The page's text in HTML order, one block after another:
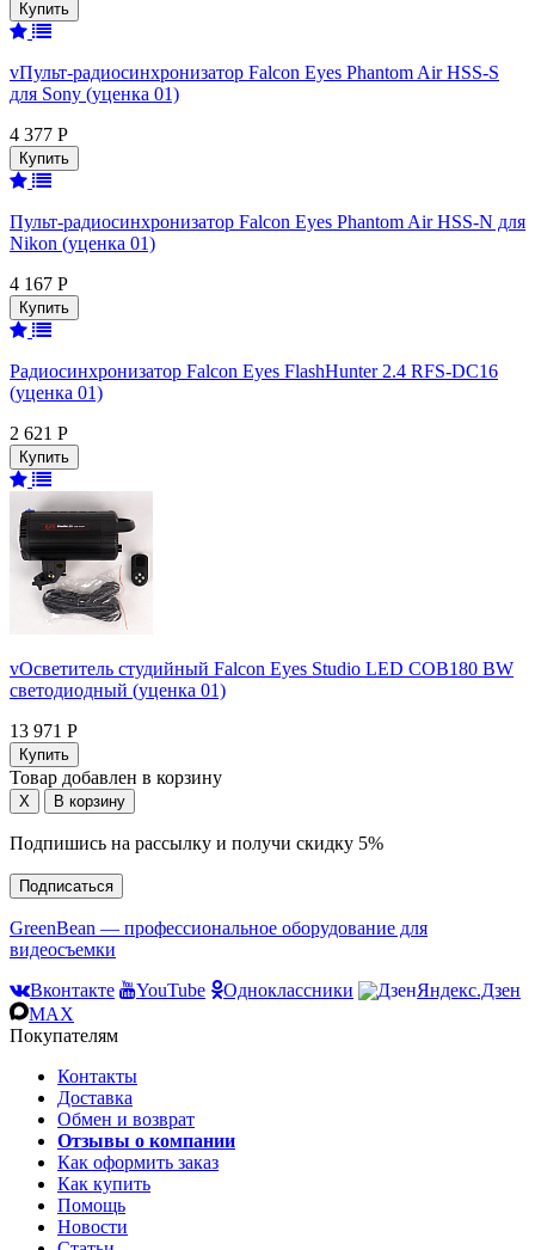
vПульт-радиосинхронизатор Falcon Eyes Phantom Air HSS-S
для Sony (уценка 01)
4 377 Р
Пульт-радиосинхронизатор Falcon Eyes Phantom Air HSS-N для
Nikon (уценка 01)
4 167 Р
Радиосинхронизатор Falcon Eyes FlashHunter 2.4 RFS-DC16
(уценка 01)
2 621 Р
vОсветитель студийный Falcon Eyes Studio LED COB180 BW
светодиодный (уценка 01)
13 971 Р
Товар добавлен в корзину
Подпишись на рассылку и получи скидку 5%
Подписаться
GreenBean — профессиональное оборудование для
видеосъемки
Вконтакте
YouTube Одноклассники
Яндекс.Дзен
MAX
Покупателям
Контакты
Доставка
Обмен и возврат
Отзывы о компании
Как оформить заказ
Как купить
Помощь
Новости